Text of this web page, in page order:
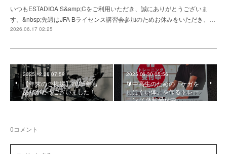
いつもESTADIOA S&amp;Cをご利用いただき、誠にありがとうございま
す。&nbsp;先週はJFA Bライセンス講習会参加のためお休みをいただき、…
2026.06.17 02:25
2025.12.28 07:59
【年末のご挨拶】2025年も
ありがとうございました！
2025.06.30 05:56
🔰中高生のための「ケガを
しにくい体」を作るトレー
ニング 体験受付中
0コメント